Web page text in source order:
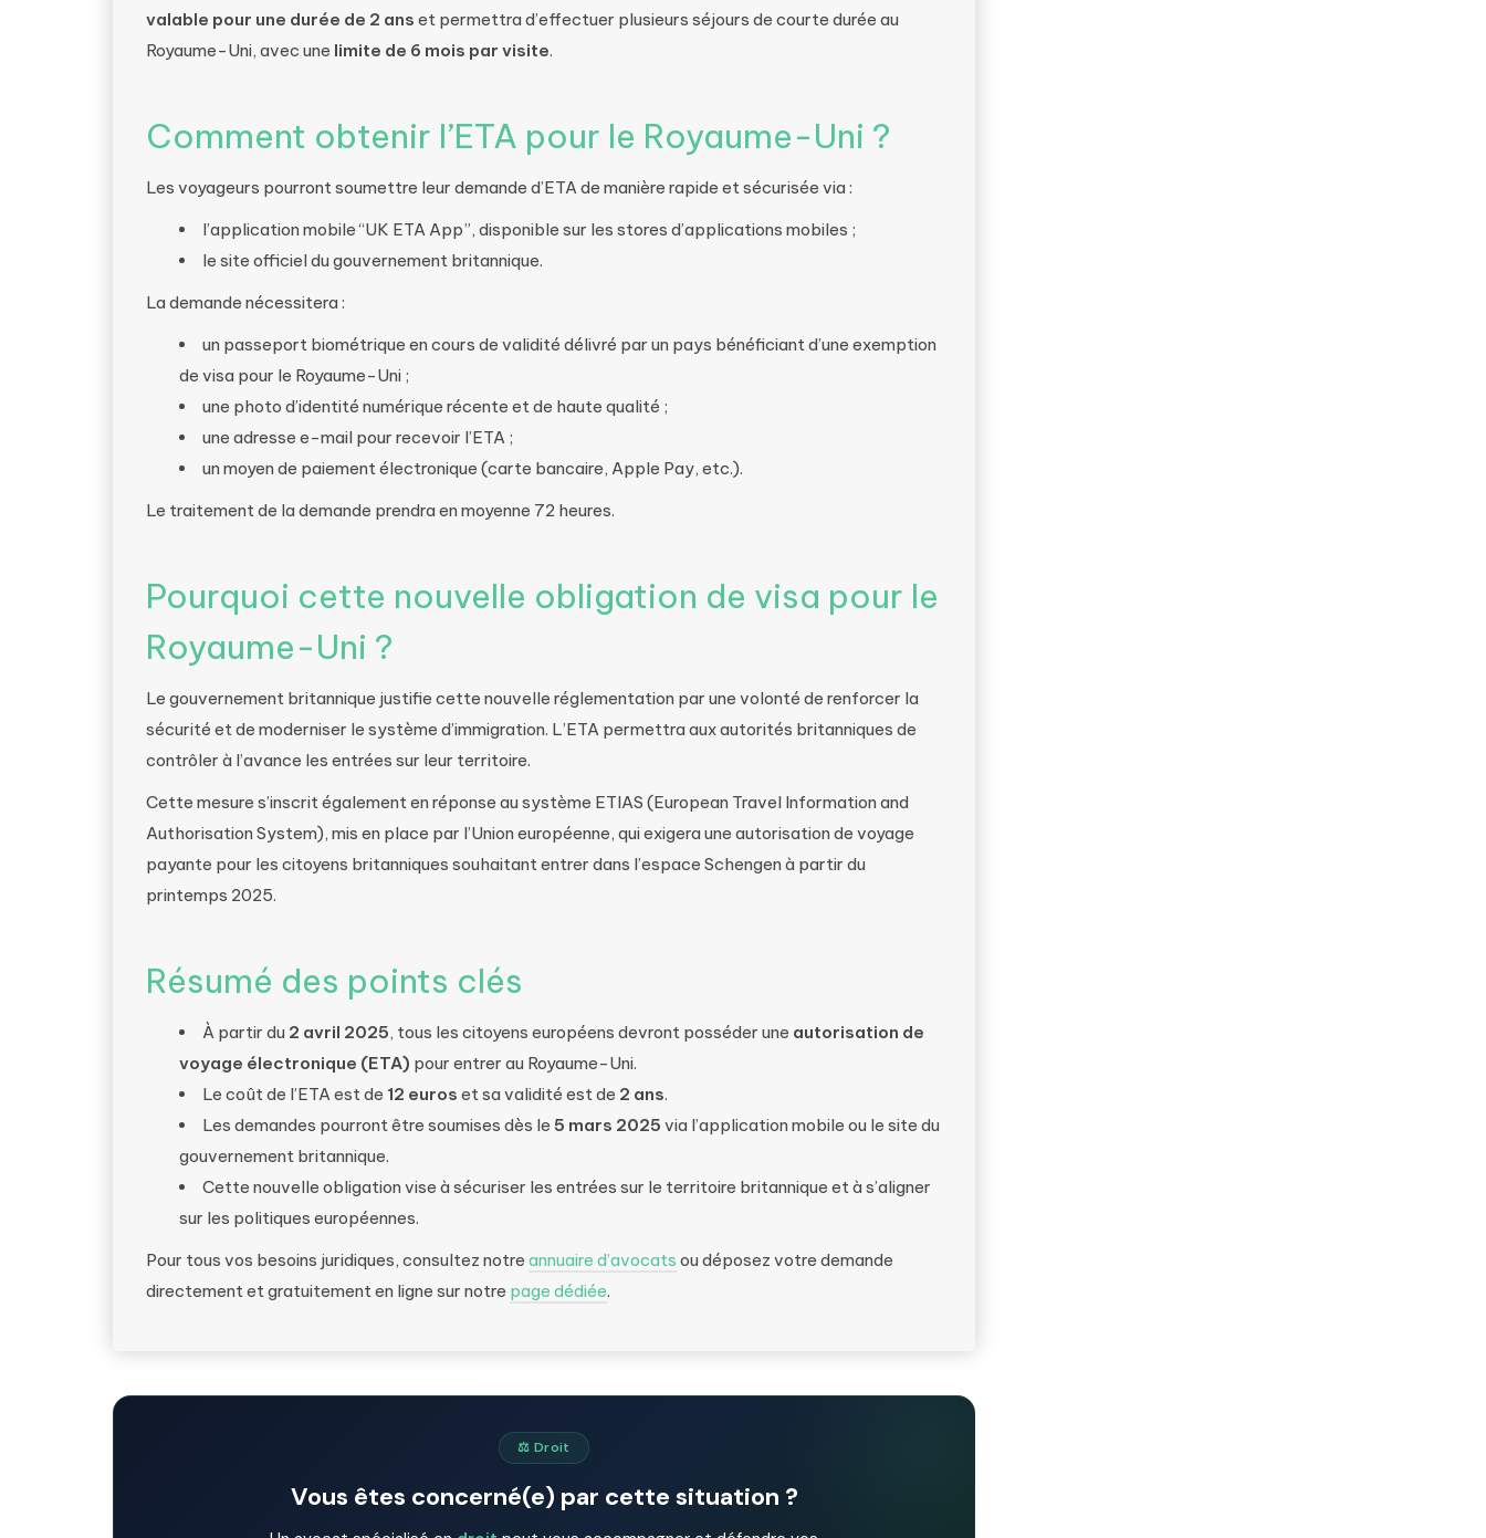
valable pour une durée de 2 ans et permettra d’effectuer plusieurs séjours de courte durée au
Royaume-Uni, avec une limite de 6 mois par visite.
Comment obtenir l’ETA pour le Royaume-Uni ?
Les voyageurs pourront soumettre leur demande d’ETA de manière rapide et sécurisée via :
l’application mobile “UK ETA App”, disponible sur les stores d’applications mobiles ;
le site officiel du gouvernement britannique.
La demande nécessitera :
un passeport biométrique en cours de validité délivré par un pays bénéficiant d’une exemption
de visa pour le Royaume-Uni ;
une photo d’identité numérique récente et de haute qualité ;
une adresse e-mail pour recevoir l’ETA ;
un moyen de paiement électronique (carte bancaire, Apple Pay, etc.).
Le traitement de la demande prendra en moyenne 72 heures.
Pourquoi cette nouvelle obligation de visa pour le
Royaume-Uni ?
Le gouvernement britannique justifie cette nouvelle réglementation par une volonté de renforcer la
sécurité et de moderniser le système d’immigration. L’ETA permettra aux autorités britanniques de
contrôler à l’avance les entrées sur leur territoire.
Cette mesure s’inscrit également en réponse au système ETIAS (European Travel Information and
Authorisation System), mis en place par l’Union européenne, qui exigera une autorisation de voyage
payante pour les citoyens britanniques souhaitant entrer dans l’espace Schengen à partir du
printemps 2025.
Résumé des points clés
À partir du 2 avril 2025, tous les citoyens européens devront posséder une autorisation de
voyage électronique (ETA) pour entrer au Royaume-Uni.
Le coût de l’ETA est de 12 euros et sa validité est de 2 ans.
Les demandes pourront être soumises dès le 5 mars 2025 via l’application mobile ou le site du
gouvernement britannique.
Cette nouvelle obligation vise à sécuriser les entrées sur le territoire britannique et à s’aligner
sur les politiques européennes.
Pour tous vos besoins juridiques, consultez notre annuaire d’avocats ou déposez votre demande
directement et gratuitement en ligne sur notre page dédiée.
⚖️ Droit
Vous êtes concerné(e) par cette situation ?